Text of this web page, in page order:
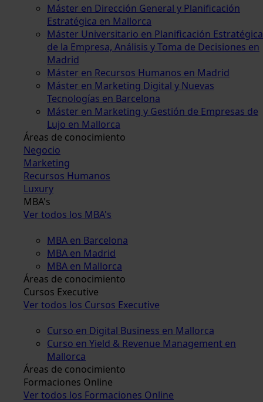
Máster en Dirección General y Planificación
Estratégica en Mallorca
Máster Universitario en Planificación Estratégica
de la Empresa, Análisis y Toma de Decisiones en
Madrid
Máster en Recursos Humanos en Madrid
Máster en Marketing Digital y Nuevas
Tecnologías en Barcelona
Máster en Marketing y Gestión de Empresas de
Lujo en Mallorca
Áreas de conocimiento
Negocio
Marketing
Recursos Humanos
Luxury
MBA's
Ver todos los MBA's
MBA en Barcelona
MBA en Madrid
MBA en Mallorca
Áreas de conocimiento
Cursos Executive
Ver todos los Cursos Executive
Curso en Digital Business en Mallorca
Curso en Yield & Revenue Management en
Mallorca
Áreas de conocimiento
Formaciones Online
Ver todos los Formaciones Online